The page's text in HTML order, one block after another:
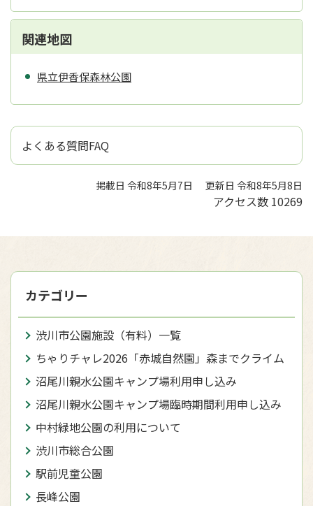
関連地図
県立伊香保森林公園
よくある質問FAQ
掲載日 令和8年5月7日 更新日 令和8年5月8日
アクセス数 10269
カテゴリー
渋川市公園施設（有料）一覧
ちゃりチャレ2026「赤城自然園」森までクライム
沼尾川親水公園キャンプ場利用申し込み
沼尾川親水公園キャンプ場臨時期間利用申し込み
中村緑地公園の利用について
渋川市総合公園
駅前児童公園
長峰公園